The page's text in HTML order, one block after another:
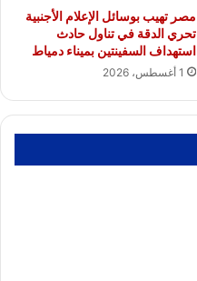
مصر تهيب بوسائل الإعلام الأجنبية
تحري الدقة في تناول حادث
استهداف السفينتين بميناء دمياط
1 أغسطس، 2026